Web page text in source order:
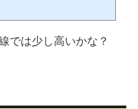
不動産屋さんだけでは分からない、街の
では少し高いかな？